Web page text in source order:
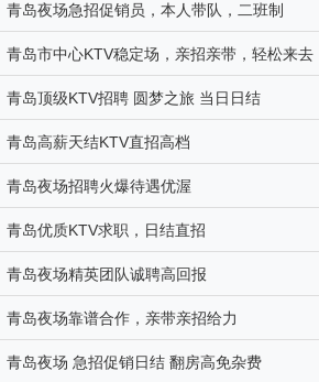
青岛夜场急招促销员，本人带队，二班制
青岛市中心KTV稳定场，亲招亲带，轻松来去
青岛顶级KTV招聘 圆梦之旅 当日日结
青岛高薪天结KTV直招高档
青岛夜场招聘火爆待遇优渥
青岛优质KTV求职，日结直招
青岛夜场精英团队诚聘高回报
青岛夜场靠谱合作，亲带亲招给力
青岛夜场 急招促销日结 翻房高免杂费